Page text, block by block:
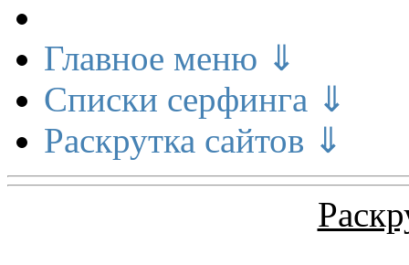
Главное меню ⇓
Списки серфинга ⇓
Раскрутка сайтов ⇓